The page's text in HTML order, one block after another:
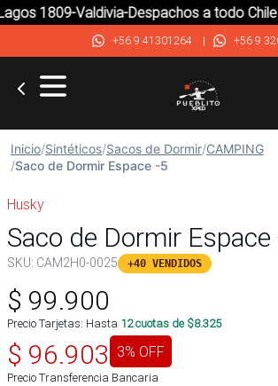
1809-Valdivia-Despachos a todo Chile
+56 9 41301264| +56 9
Inicio/Sintéticos/Sacos de Dormir/CAMPING
/Saco de Dormir Espace -5
Husky
Saco de Dormir Espace
SKU: CAM2H0-0025 +40 VENDIDOS
$ 99.900
Precio Tarjetas: Hasta 12cuotas de $8.325
$ 96.903 3% OFF
Precio Transferencia Bancaria